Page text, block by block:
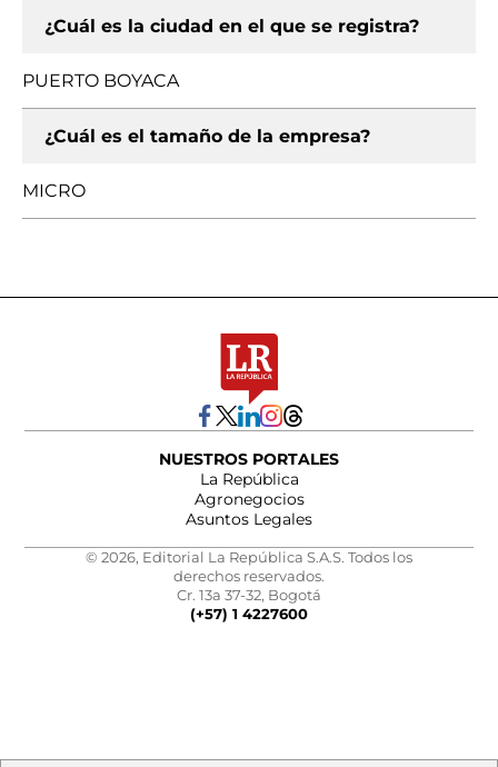
¿Cuál es la ciudad en el que se registra?
PUERTO BOYACA
¿Cuál es el tamaño de la empresa?
MICRO
NUESTROS PORTALES
La República
Agronegocios
Asuntos Legales
© 2026, Editorial La República S.A.S. Todos los
derechos reservados.
Cr. 13a 37-32, Bogotá
(+57) 1 4227600